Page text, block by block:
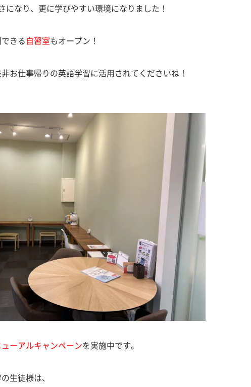
になり、更に学びやすい環境になりました！
きる自習室もオープン！
お仕事帰りの英語学習に活用されてくださいね！
ューアルキャンペーンを実施中です。
生徒様は、